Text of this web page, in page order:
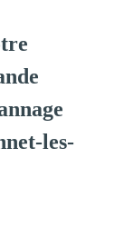
les-